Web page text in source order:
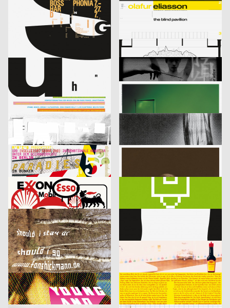
20 Jahre Freunde guter Musik
cyan (Daniela Haufe + Detlef Fiedler) D
2003
better days
blotto design
2003
hesign D
2003
An Estranged Paradise
lmn
Musica Viva Konzert 26.02.2003
Marion Blomeyer
2003
Gedächtnisbilder
Fons Hickmann m23 D
2003
Die Toten
HardCase Design D
2003
Paradies No. 5
Franz Scholz D
2003
je besser man lebt…
11 Designer für Deutschland
Fons Hickmann m23 D
2003
Should i stay or should i go
2003
Kleidersammlung
Publicis Wien A brand of Publicis Group Austria A
2003
Leistungsgruppe Sport
Publicis Werbeagentur GmbH
2003
U-Boot
Fons Hickmann m23 D
2003
Young and Social
Publicis Werbeagentur GmbH D
2003
Die Würze im Leben